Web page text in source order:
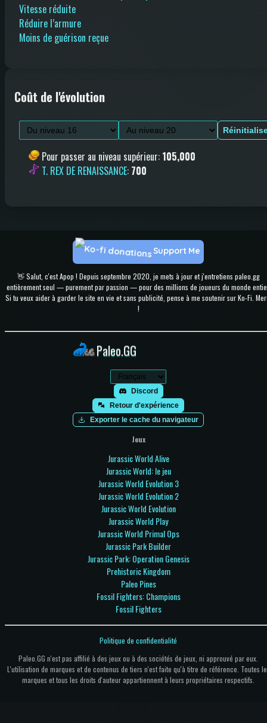
Vitesse réduite
Réduire l’armure
Moins de guérison reçue
Coût de l'évolution
Pour passer au niveau supérieur: 105,000
T. REX DE RENAISSANCE: 700
👋 Salut, c'est Apop ! Depuis septembre 2020, je mets à jour et j'entretiens paleo.gg
entièrement seul — purement par passion — pour des millions de joueurs du monde
Si tu veux aider à garder le site en vie et sans publicité, pense à me soutenir sur Ko-Fi.
!
Support Me
Paleo.GG
Discord
Retour d'expérience
Exporter le cache du navigateur
Jeux
Jurassic World Alive
Jurassic World: le jeu
Jurassic World Evolution 3
Jurassic World Evolution 2
Jurassic World Evolution
Jurassic World Play
Jurassic World Primal Ops
Jurassic Park Builder
Jurassic Park: Operation Genesis
Prehistoric Kingdom
Paleo Pines
Fossil Fighters: Champions
Fossil Fighters
Paleo.GG n'est pas affilié à des jeux ou à des sociétés de jeux, ni approuvé par eux.
L'utilisation de marques et de contenus de tiers n'est faite qu'à titre de référence. Toutes
marques et tous les droits d'auteur appartiennent à leurs propriétaires respectifs.
Politique de confidentialité